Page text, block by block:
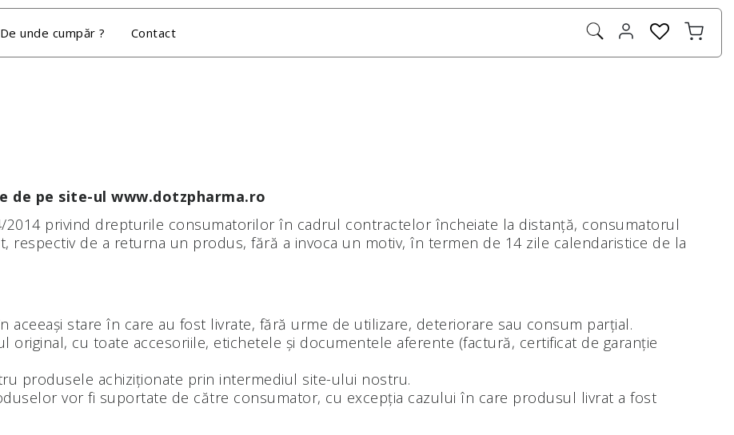
De unde cumpăr ? Contact
de pe site-ul www.dotzpharma.ro
privind drepturile consumatorilor în cadrul contractelor încheiate la distanță, consumatorul
respectiv de a returna un produs, fără a invoca un motiv, în termen de 14 zile calendaristice de la
aceeași stare în care au fost livrate, fără urme de utilizare, deteriorare sau consum parțial.
original, cu toate accesoriile, etichetele și documentele aferente (factură, certificat de garanție
produsele achiziționate prin intermediul site-ului nostru.
vor fi suportate de către consumator, cu excepția cazului în care produsul livrat a fost